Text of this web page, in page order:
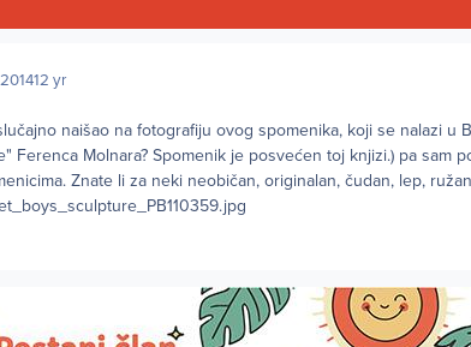
12 yr
naišao na fotografiju ovog spomenika, koji se nalazi u
Ferenca Molnara? Spomenik je posvećen toj knjizi.) pa sam
Znate li za neki neobičan, originalan, čudan, lep,